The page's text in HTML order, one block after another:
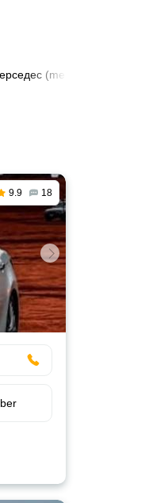
(mercedes) в Туркестане
9.9 18